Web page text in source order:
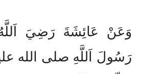
وَعَنْ عَائِشَةَ رَضِيَ
رَسُولَ اَللَّهِ صلى الله